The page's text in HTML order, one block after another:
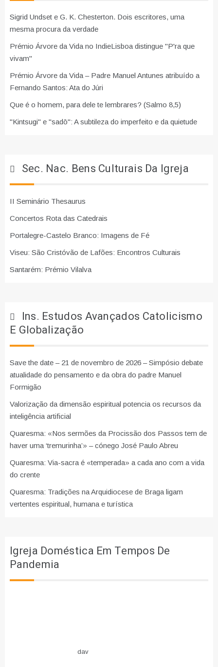
Sigrid Undset e G. K. Chesterton. Dois escritores, uma
mesma procura da verdade
Prémio Árvore da Vida no IndieLisboa distingue "P'ra que
vivam"
Prémio Árvore da Vida – Padre Manuel Antunes atribuído a
Fernando Santos: Ata do Júri
Que é o homem, para dele te lembrares? (Salmo 8,5)
"Kintsugi" e "sadō": A subtileza do imperfeito e da quietude
Sec. Nac. Bens Culturais Da Igreja
II Seminário Thesaurus
Concertos Rota das Catedrais
Portalegre-Castelo Branco: Imagens de Fé
Viseu: São Cristóvão de Lafões: Encontros Culturais
Santarém: Prémio Vilalva
Ins. Estudos Avançados Catolicismo
E Globalização
Save the date – 21 de novembro de 2026 – Simpósio debate
atualidade do pensamento e da obra do padre Manuel
Formigão
Valorização da dimensão espiritual potencia os recursos da
inteligência artificial
Quaresma: «Nos sermões da Procissão dos Passos tem de
haver uma ‘tremurinha’» – cónego José Paulo Abreu
Quaresma: Via-sacra é «temperada» a cada ano com a vida
do crente
Quaresma: Tradições na Arquidiocese de Braga ligam
vertentes espiritual, humana e turística
Igreja Doméstica Em Tempos De
Pandemia
dav